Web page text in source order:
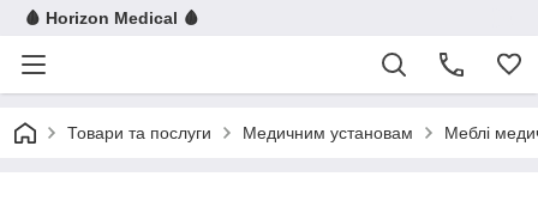
🩸 Horizon Medical 🩸
Товари та послуги Медичним установам Меблі